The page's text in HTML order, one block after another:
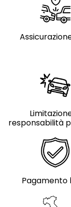
responsabilità
Pagamento